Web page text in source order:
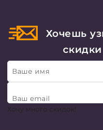
Хочешь
Ваше имя
Ваш email
Хочу много скидок!